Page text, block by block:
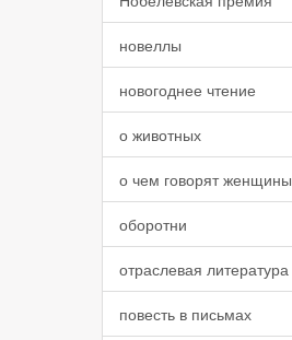
новеллы
новогоднее чтение
о животных
о чем говорят женщины
оборотни
отраслевая литература
повесть в письмах